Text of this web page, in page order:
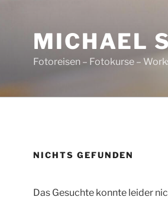
MICHAEL
Fotoreisen – Fotokurse –
NICHTS GEFUNDEN
Das Gesuchte konnte leider